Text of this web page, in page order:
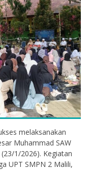
melaksanakan
Muhammad SAW
1/2026). Kegiatan
UPT SMPN 2 Malili,